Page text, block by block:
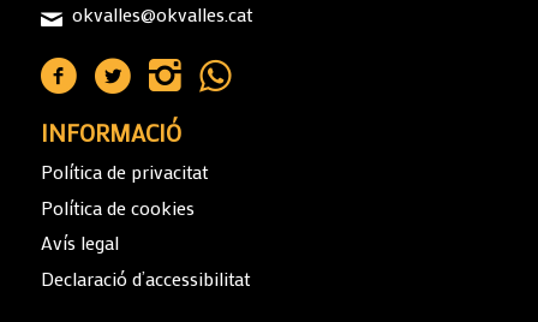
okvalles@okvalles.cat
INFORMACIÓ
Política de privacitat
Política de cookies
Avís legal
Declaració d’accessibilitat